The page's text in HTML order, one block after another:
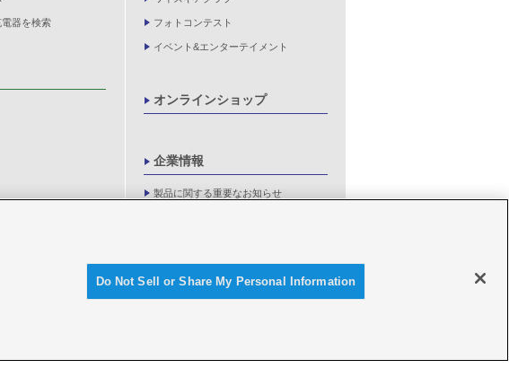
器を検索 フォトコンテスト
イベント&エンターテイメント
オンラインショップ
企業情報
製品に関する重要なお知らせ
Do Not Sell or Share My Personal Information